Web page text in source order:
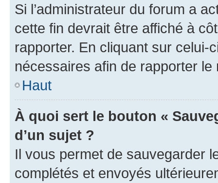
Si l’administrateur du forum a
cette fin devrait être affiché à
rapporter. En cliquant sur
nécessaires afin de rapporter le
Haut
À quoi sert le bouton «
d’un sujet ?
Il vous permet de sauvegarder
complétés et envoyés